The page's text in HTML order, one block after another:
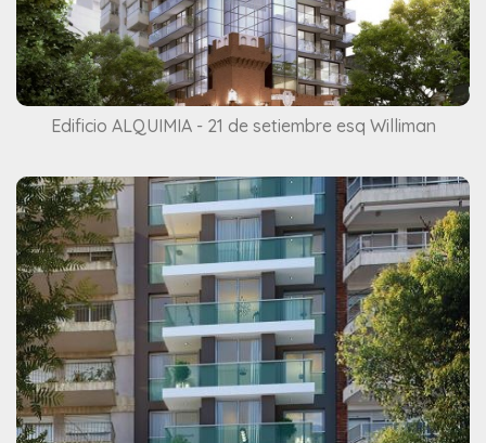
Edificio ALQUIMIA - 21 de setiembre esq Williman